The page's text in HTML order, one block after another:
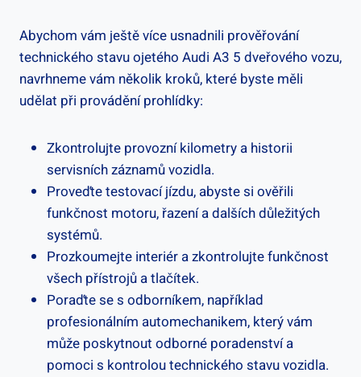
Abychom vám ještě více usnadnili prověřování
technického stavu ojetého Audi A3 5 dveřového vozu,
navrhneme vám několik kroků, které byste měli
udělat při provádění prohlídky:
Zkontrolujte provozní kilometry a historii
servisních záznamů vozidla.
Proveďte testovací jízdu, abyste si ověřili
funkčnost motoru, řazení a dalších důležitých
systémů.
Prozkoumejte interiér a zkontrolujte funkčnost
všech přístrojů a tlačítek.
Poraďte se s odborníkem, například
profesionálním automechanikem, který vám
může poskytnout odborné poradenství a
pomoci s kontrolou technického stavu vozidla.